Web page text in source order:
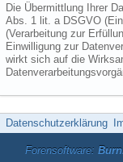
Die Übermittlung Ihrer
Abs. 1 lit. a DSGVO
(Verarbeitung zur
Einwilligung zur
wirkt sich auf die
Datenschutzerklärung
Forensoftware: